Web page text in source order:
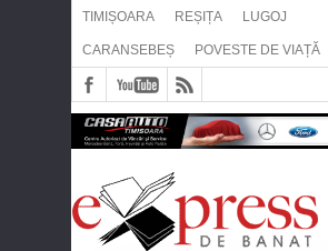
TIMIȘOARA REȘIȚA LUGOJ
CARANSEBEȘ POVESTE DE VIAȚĂ